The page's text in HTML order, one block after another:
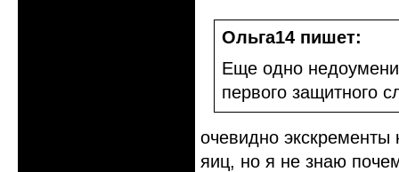
Ольга14 пишет:
Еще одно
первого защитного
очевидно экскременты
яиц, но я не знаю